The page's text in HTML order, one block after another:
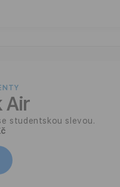
Air
studentskou slevou.